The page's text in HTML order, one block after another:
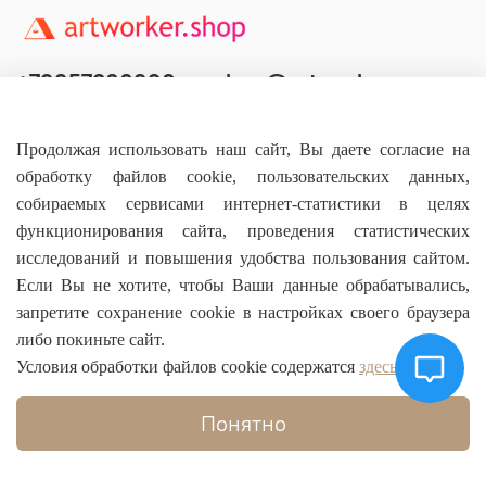
Основное
О магазине
Информация
+79957800990 shop@artworker.pro
Продолжая использовать наш сайт, Вы даете согласие на
обработку файлов cookie, пользовательских данных,
собираемых сервисами интернет-статистики в целях
функционирования сайта, проведения статистических
исследований и повышения удобства пользования сайтом.
Если Вы не хотите, чтобы Ваши данные обрабатывались,
запретите сохранение cookie в настройках своего браузера
либо покиньте сайт.
Условия обработки файлов cookie содержатся здесь
Понятно